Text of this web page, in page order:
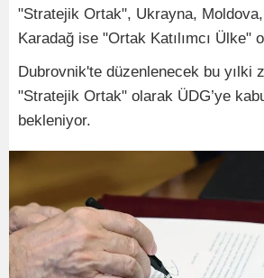
"Stratejik Ortak", Ukrayna,
Karadağ ise "Ortak Katılımcı Ülke"
Dubrovnik'te düzenlenecek bu yılki
"Stratejik Ortak" olarak ÜDG’ye
bekleniyor.